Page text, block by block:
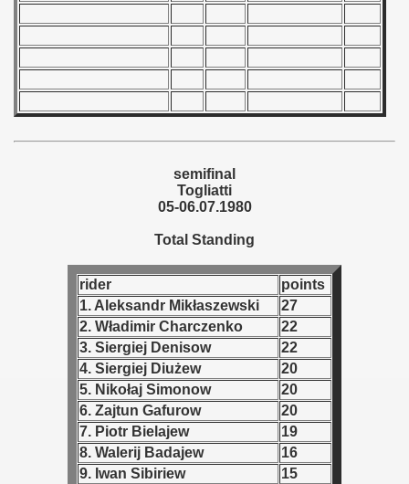
semifinal
Togliatti
05-06.07.1980
Total Standing
rider
points
1. Aleksandr Mikłaszewski
27
2. Władimir Charczenko
22
3. Siergiej Denisow
22
4. Siergiej Diużew
20
5. Nikołaj Simonow
20
6. Zajtun Gafurow
20
7. Piotr Bielajew
19
8. Walerij Badajew
16
9. Iwan Sibiriew
15
- 1988